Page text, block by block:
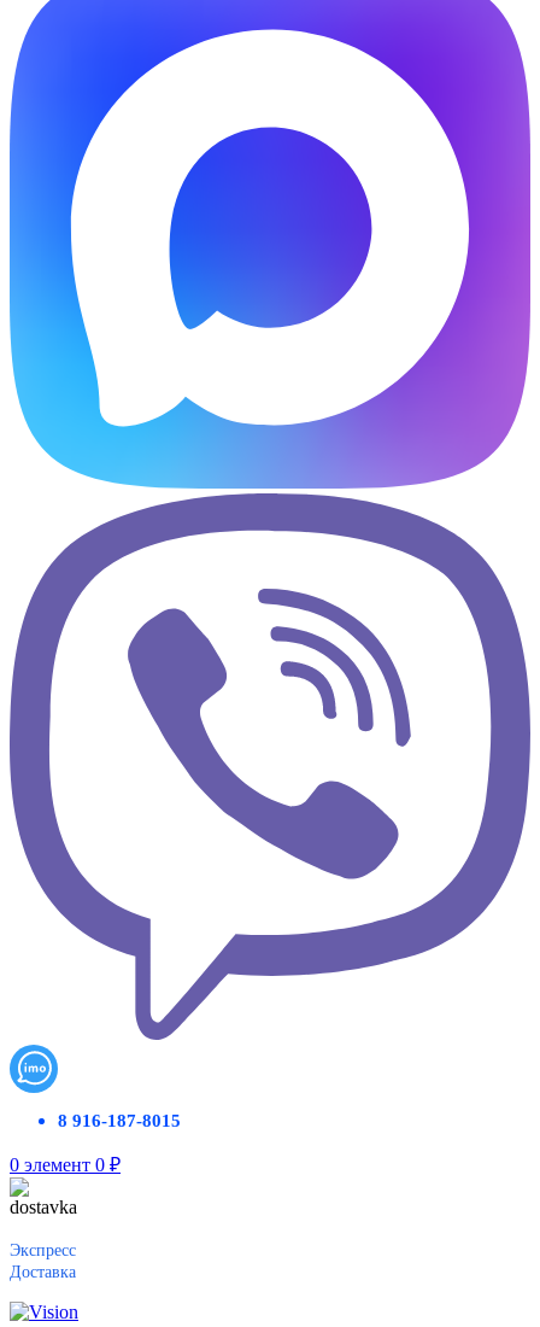
8 916-187-8015
0 элемент 0 ₽
Экспресс
Доставка